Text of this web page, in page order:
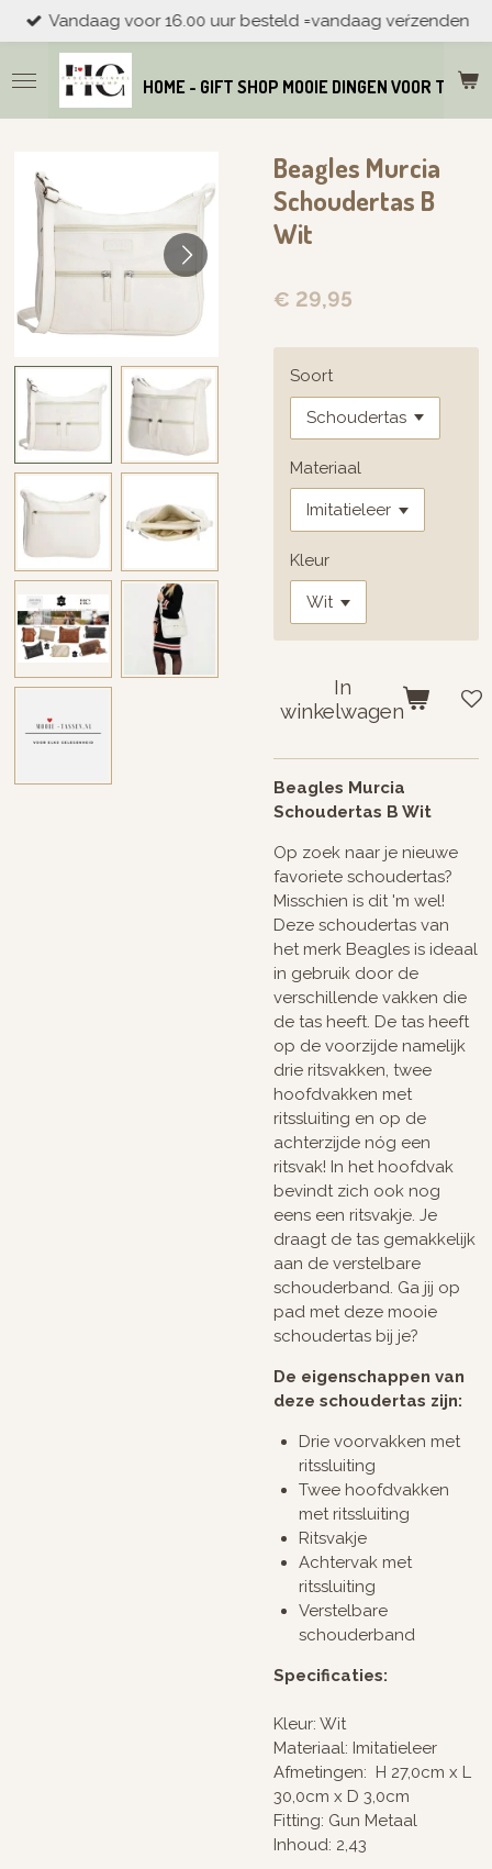
Ga
direct
naar
de
hoofdinhoud
HOME - GIFT SHOP MOOIE DINGEN VOOR THUIS
Vandaag voor 16.00 uur besteld =vandaag veŕzenden
Beagles Murcia
Schoudertas B
Wit
€ 29,95
Soort
Materiaal
Kleur
In
winkelwagen
Beagles Murcia
Schoudertas B Wit
Op zoek naar je nieuwe
favoriete schoudertas?
Misschien is dit 'm wel!
Deze schoudertas van
het merk Beagles is ideaal
in gebruik door de
verschillende vakken die
de tas heeft. De tas heeft
op de voorzijde namelijk
drie ritsvakken, twee
hoofdvakken met
ritssluiting en op de
achterzijde nóg een
ritsvak! In het hoofdvak
bevindt zich ook nog
eens een ritsvakje. Je
draagt de tas gemakkelijk
aan de verstelbare
schouderband. Ga jij op
pad met deze mooie
schoudertas bij je?
De eigenschappen van
deze schoudertas zijn:
Drie voorvakken met
ritssluiting
Twee hoofdvakken
met ritssluiting
Ritsvakje
Achtervak met
ritssluiting
Verstelbare
schouderband
Specificaties:
Kleur: Wit
Materiaal: Imitatieleer
Afmetingen: H 27,0cm x L
30,0cm x D 3,0cm
Fitting: Gun Metaal
Inhoud: 2,43